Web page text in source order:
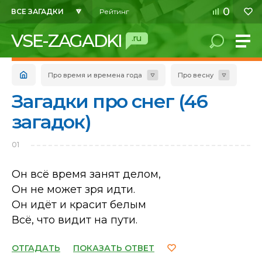
ВСЕ ЗАГАДКИ Рейтинг 0
VSE-ZAGADKI .ru
Про время и времена года Про весну
Загадки про снег (46
загадок)
01
Он всё время занят делом,
Он не может зря идти.
Он идёт и красит белым
Всё, что видит на пути.
ОТГАДАТЬ ПОКАЗАТЬ ОТВЕТ